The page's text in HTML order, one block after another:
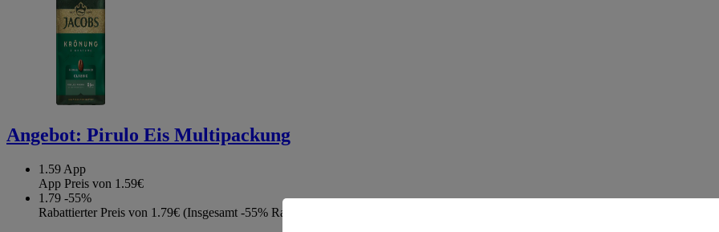
Angebot: Pirulo Eis Multipackung
1.59 App
App Preis von 1.59€
1.79 -55%
Rabattierter Preis von 1.79€ (Insgesamt -55% Rabatt)